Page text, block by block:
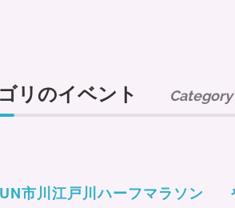
リのイベント Category
市川江戸川ハーフマラソン